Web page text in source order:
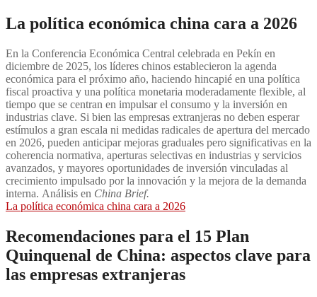
La política económica china cara a 2026
En la Conferencia Económica Central celebrada en Pekín en
diciembre de 2025, los líderes chinos establecieron la agenda
económica para el próximo año, haciendo hincapié en una política
fiscal proactiva y una política monetaria moderadamente flexible, al
tiempo que se centran en impulsar el consumo y la inversión en
industrias clave. Si bien las empresas extranjeras no deben esperar
estímulos a gran escala ni medidas radicales de apertura del mercado
en 2026, pueden anticipar mejoras graduales pero significativas en la
coherencia normativa, aperturas selectivas en industrias y servicios
avanzados, y mayores oportunidades de inversión vinculadas al
crecimiento impulsado por la innovación y la mejora de la demanda
interna. Análisis en China Brief.
La política económica china cara a 2026
Recomendaciones para el 15 Plan
Quinquenal de China: aspectos clave para
las empresas extranjeras